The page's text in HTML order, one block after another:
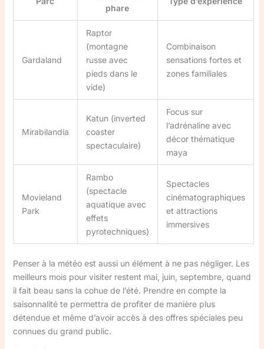
phare
Gardaland
Raptor
(montagne
russe avec
pieds dans le
vide)
Combinaison
sensations fortes et
zones familiales
Mirabilandia
Katun (inverted
coaster
spectaculaire)
Focus sur
l’adrénaline avec
décor thématique
maya
Movieland
Park
Rambo
(spectacle
aquatique avec
effets
pyrotechniques)
Spectacles
cinématographiques
et attractions
immersives
Penser à la météo est aussi un élément à ne pas négliger. Les
meilleurs mois pour visiter restent mai, juin, septembre, quand
il fait beau sans la cohue de l’été. Prendre en compte la
saisonnalité te permettra de profiter de manière plus
détendue et même d’avoir accès à des offres spéciales peu
connues du grand public.